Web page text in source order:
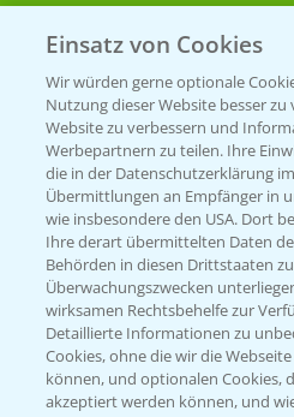
Beratung auf
T.+49 (0)174 346
KONTAKT
Hilfe in Notfällen
T.+49 (0)214/30-
Einsatz von Cookies
Wir würden gerne optionale
Nutzung dieser Website besser
Website zu verbessern und
Werbepartnern zu teilen. Ihre
die in der Datenschutzerklärung
Übermittlungen an Empfänger in
wie insbesondere den USA. Dort
Ihre derart übermittelten Daten
Behörden in diesen Drittstaaten
Überwachungszwecken
wirksamen Rechtsbehelfe zur
Detaillierte Informationen zu
Cookies, ohne die wir die
können, und optionalen Cookies,
akzeptiert werden können, und